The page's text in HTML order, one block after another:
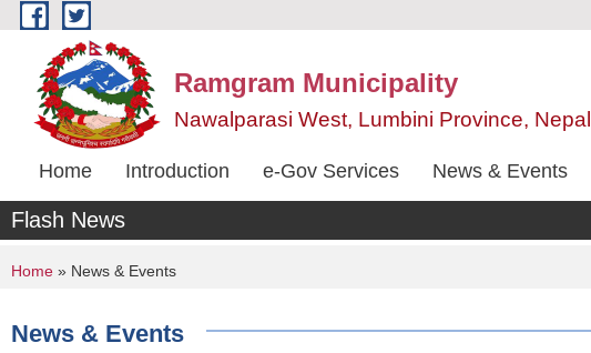
Skip to main content
Ramgram Municipality
Nawalparasi West, Lumbini Province, Nepal
Home Introduction e-Gov Services News & Events
Flash News
You are here
Home » News & Events
News & Events